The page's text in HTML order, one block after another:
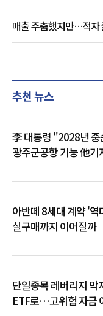
매출 주춤했지만…적자
추천 뉴스
李 대통령 "2028년 중
광주군공항 기능 他
아반떼 8세대 계약 '
실구매까지 이어질까
단일종목 레버리지 막
ETF로…고위험 자금